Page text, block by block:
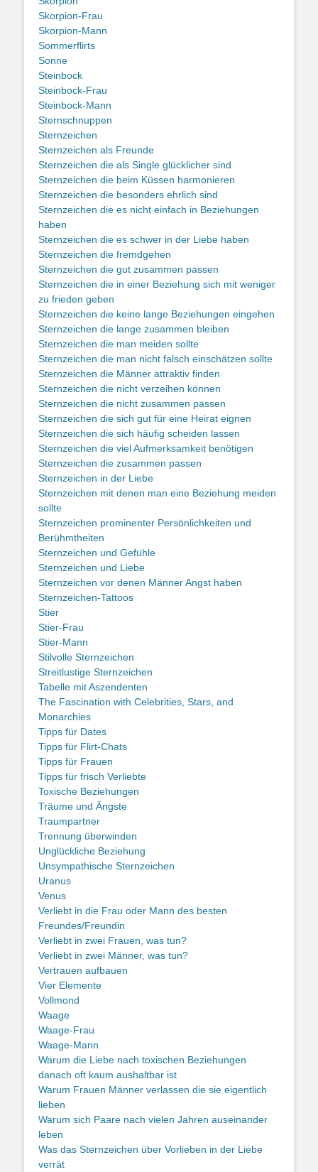
Skorpion-Frau
Skorpion-Mann
Sommerflirts
Sonne
Steinbock
Steinbock-Frau
Steinbock-Mann
Sternschnuppen
Sternzeichen
Sternzeichen als Freunde
Sternzeichen die als Single glücklicher sind
Sternzeichen die beim Küssen harmonieren
Sternzeichen die besonders ehrlich sind
Sternzeichen die es nicht einfach in Beziehungen
haben
Sternzeichen die es schwer in der Liebe haben
Sternzeichen die fremdgehen
Sternzeichen die gut zusammen passen
Sternzeichen die in einer Beziehung sich mit weniger
zu frieden geben
Sternzeichen die keine lange Beziehungen eingehen
Sternzeichen die lange zusammen bleiben
Sternzeichen die man meiden sollte
Sternzeichen die man nicht falsch einschätzen sollte
Sternzeichen die Männer attraktiv finden
Sternzeichen die nicht verzeihen können
Sternzeichen die nicht zusammen passen
Sternzeichen die sich gut für eine Heirat eignen
Sternzeichen die sich häufig scheiden lassen
Sternzeichen die viel Aufmerksamkeit benötigen
Sternzeichen die zusammen passen
Sternzeichen in der Liebe
Sternzeichen mit denen man eine Beziehung meiden
sollte
Sternzeichen prominenter Persönlichkeiten und
Berühmtheiten
Sternzeichen und Gefühle
Sternzeichen und Liebe
Sternzeichen vor denen Männer Angst haben
Sternzeichen-Tattoos
Stier
Stier-Frau
Stier-Mann
Stilvolle Sternzeichen
Streitlustige Sternzeichen
Tabelle mit Aszendenten
The Fascination with Celebrities, Stars, and
Monarchies
Tipps für Dates
Tipps für Flirt-Chats
Tipps für Frauen
Tipps für frisch Verliebte
Toxische Beziehungen
Träume und Ängste
Traumpartner
Trennung überwinden
Unglückliche Beziehung
Unsympathische Sternzeichen
Uranus
Venus
Verliebt in die Frau oder Mann des besten
Freundes/Freundin
Verliebt in zwei Frauen, was tun?
Verliebt in zwei Männer, was tun?
Vertrauen aufbauen
Vier Elemente
Vollmond
Waage
Waage-Frau
Waage-Mann
Warum die Liebe nach toxischen Beziehungen
danach oft kaum aushaltbar ist
Warum Frauen Männer verlassen die sie eigentlich
lieben
Warum sich Paare nach vielen Jahren auseinander
leben
Was das Sternzeichen über Vorlieben in der Liebe
verrät